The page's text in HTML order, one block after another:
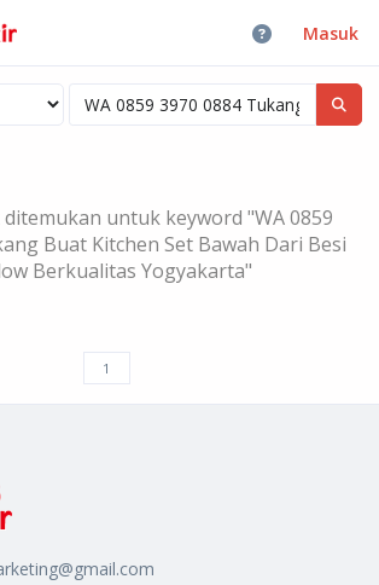
Masuk
untuk keyword "WA 0859
Buat Kitchen Set Bawah Dari Besi
Berkualitas Yogyakarta"